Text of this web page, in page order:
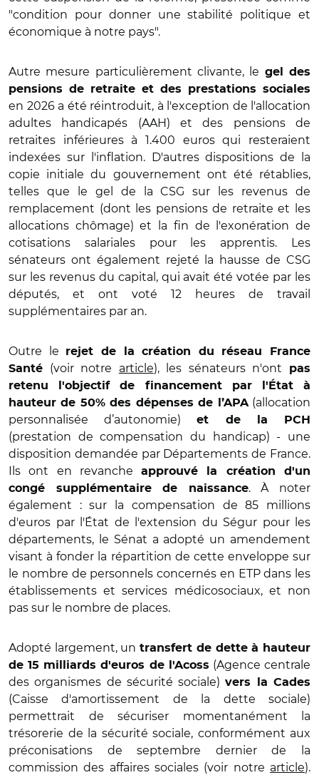
"condition pour donner une stabilité politique et
économique à notre pays".
Autre mesure particulièrement clivante, le gel des
pensions de retraite et des prestations sociales
en 2026 a été réintroduit, à l'exception de l'allocation
adultes handicapés (AAH) et des pensions de
retraites inférieures à 1.400 euros qui resteraient
indexées sur l'inflation. D'autres dispositions de la
copie initiale du gouvernement ont été rétablies,
telles que le gel de la CSG sur les revenus de
remplacement (dont les pensions de retraite et les
allocations chômage) et la fin de l'exonération de
cotisations salariales pour les apprentis. Les
sénateurs ont également rejeté la hausse de CSG
sur les revenus du capital, qui avait été votée par les
députés, et ont voté 12 heures de travail
supplémentaires par an.
Outre le
rejet de la création du réseau France
Santé (voir notre article), les sénateurs n'ont
pas
retenu l'objectif de financement par l'État à
hauteur de 50% des dépenses de l’APA(allocation
personnalisée d’autonomie)et de la PCH
(prestation de compensation du handicap) - une
disposition demandée par Départements de France.
Ils ont en revancheapprouvé la création d'un
congé supplémentaire de naissance. À noter
également : sur la compensation de 85 millions
d'euros par l'État de l'extension du Ségur pour les
départements, le Sénat a adopté un amendement
visant à fonder la répartition de cette enveloppe sur
le nombre de personnels concernés en ETP dans les
établissements et services médicosociaux, et non
pas sur le nombre de places.
Adopté largement, untransfert de dette à hauteur
de 15 milliards d'euros de l'Acoss (Agence centrale
des organismes de sécurité sociale)vers la Cades
(Caisse d'amortissement de la dette sociale)
permettrait de sécuriser momentanément la
trésorerie de la sécurité sociale, conformément aux
préconisations de septembre dernier de la
commission des affaires sociales (voir notre article).